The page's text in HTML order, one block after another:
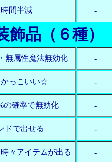
間半減 -
飾品（６種）
無属性魔法無効化 -
かっこいい☆ -
の確率で無効化 -
ドで出せる -
々アイテムが出る -